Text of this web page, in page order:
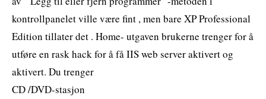
kontrollpanelet ville være fint , men bare XP Professional
Edition tillater det . Home- utgaven brukerne trenger for å
utføre en rask hack for å få IIS web server aktivert og
aktivert. Du trenger
CD /DVD-stasjon